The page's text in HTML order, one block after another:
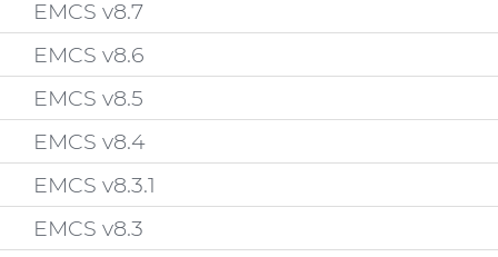
EMCS v8.7
EMCS v8.6
EMCS v8.5
EMCS v8.4
EMCS v8.3.1
EMCS v8.3